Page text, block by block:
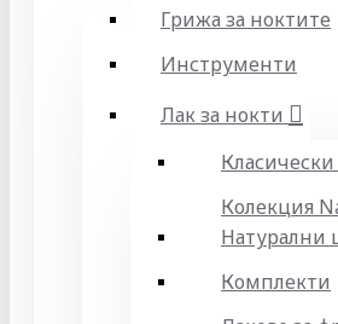
Грижа за ноктите
Инструменти
Лак за нокти
Колекция
Натурални
Комплекти